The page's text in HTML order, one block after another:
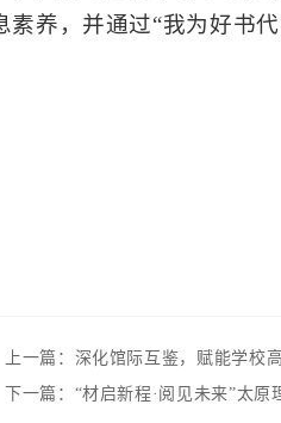
素养，并通过“我为好书
上一篇：深化馆际互鉴，赋能学
下一篇：“材启新程·阅见未来”太